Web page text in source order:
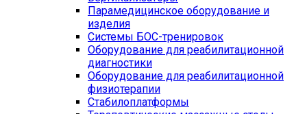
Парамедицинское оборудование и
изделия
Системы БОС-тренировок
Оборудование для реабилитационной
диагностики
Оборудование для реабилитационной
физиотерапии
Стабилоплатформы